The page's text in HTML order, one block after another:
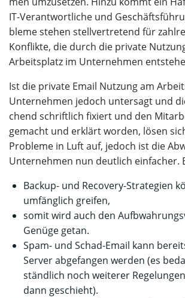
IT-Ver­ant­wort­li­che und
ble­me ste­hen stell­ver­tre­tend für
Kon­flik­te, die durch die pri­va­te
Arbeits­platz im Unter­neh­men
Ist die pri­va­te Email Nut­zung am
Unter­neh­men jedoch unter­sagt und
chend schrift­lich fixiert und den
gemacht und erklärt wor­den, lösen
Pro­ble­me in Luft auf, jedoch ist die
Unter­neh­men nun deut­lich ein­fa­cher.
Back­up- und Reco­very-Stra­te­gien
um­fäng­lich greifen,
somit wird auch den
Genü­ge getan.
Spam- und Schad-Email kann
Ser­ver abge­fan­gen wer­den (es
ständ­lich noch wei­te­rer
dann geschieht).